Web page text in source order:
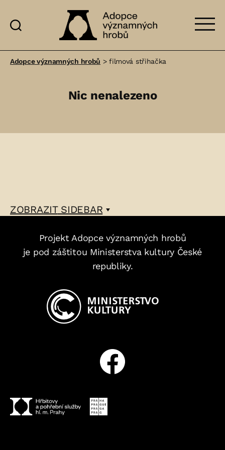
významných
Adopce významných hrobů >filmová střihačka
Nic nenalezeno
ZOBRAZITSIDEBAR
Projekt Adopce významných hrobů
je pod záštitou Ministerstva kultury České
republiky.
Facebook